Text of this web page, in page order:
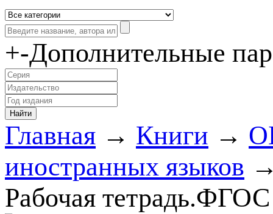
+-Дополнительные
Главная → Книги →
иностранных языков
Рабочая